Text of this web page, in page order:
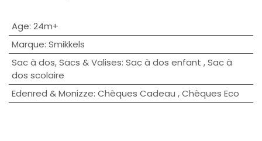
Age: 24m+
Marque: Smikkels
Sac à dos, Sacs & Valises: Sac à dos enfant ,Sac à
dos scolaire
Edenred & Monizze: Chèques Cadeau ,Chèques Eco